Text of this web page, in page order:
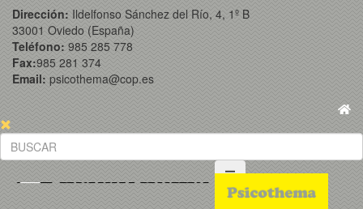
Dirección: Ildelfonso Sánchez del Río, 4, 1º B
33001 Oviedo (España)
Teléfono: 985 285 778
Fax:985 281 374
Email: psicothema@cop.es